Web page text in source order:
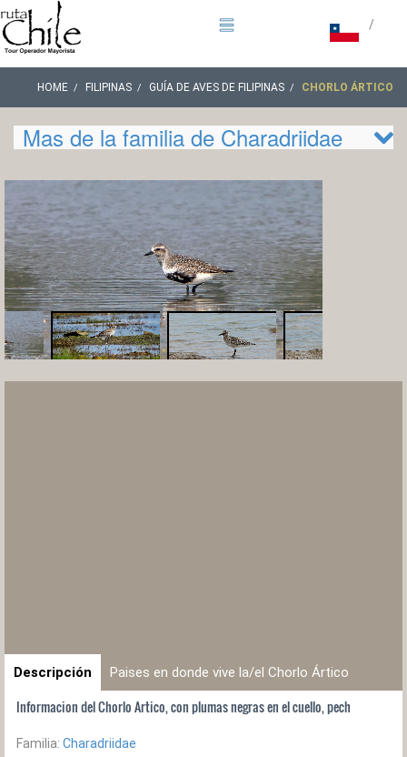
/
HOME FILIPINAS GUÍA DE AVES DE FILIPINAS CHORLO ÁRTICO
Mas de la familia de Charadriidae
Descripción Paises en donde vive la/el Chorlo Ártico
Informacion del Chorlo Artico, con plumas negras en el cuello, pech
Familia: Charadriidae